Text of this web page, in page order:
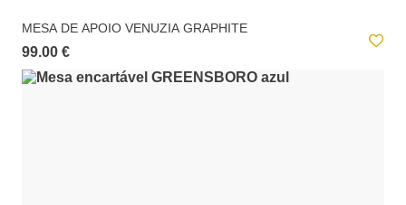
MESA DE APOIO VENUZIA GRAPHITE
99.00 €